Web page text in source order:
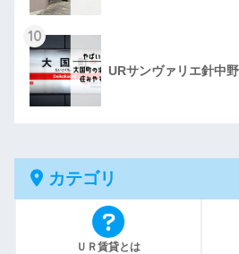
10
URサンヴァリエ針中
カテゴリ
ＵＲ賃貸とは